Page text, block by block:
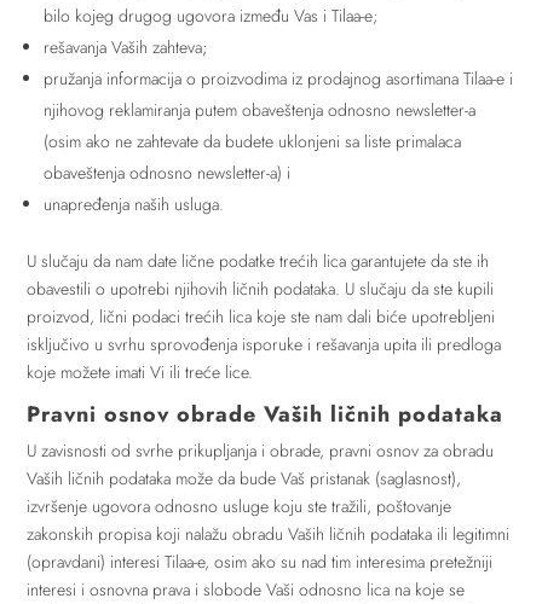
bilo kojeg drugog ugovora između Vas i Tilaa-e;
rešavanja Vaših zahteva;
pružanja informacija o proizvodima iz prodajnog asortimana Tilaa-e i
njihovog reklamiranja putem obaveštenja odnosno newsletter-a
(osim ako ne zahtevate da budete uklonjeni sa liste primalaca
obaveštenja odnosno newsletter-a) i
unapređenja naših usluga.
U slučaju da nam date lične podatke trećih lica garantujete da ste ih
obavestili o upotrebi njihovih ličnih podataka. U slučaju da ste kupili
proizvod, lični podaci trećih lica koje ste nam dali biće upotrebljeni
isključivo u svrhu sprovođenja isporuke i rešavanja upita ili predloga
koje možete imati Vi ili treće lice.
Pravni osnov obrade Vaših ličnih podataka
U zavisnosti od svrhe prikupljanja i obrade, pravni osnov za obradu
Vaših ličnih podataka može da bude Vaš pristanak (saglasnost),
izvršenje ugovora odnosno usluge koju ste tražili, poštovanje
zakonskih propisa koji nalažu obradu Vaših ličnih podataka ili legitimni
(opravdani) interesi Tilaa-e, osim ako su nad tim interesima pretežniji
interesi i osnovna prava i slobode Vaši odnosno lica na koje se